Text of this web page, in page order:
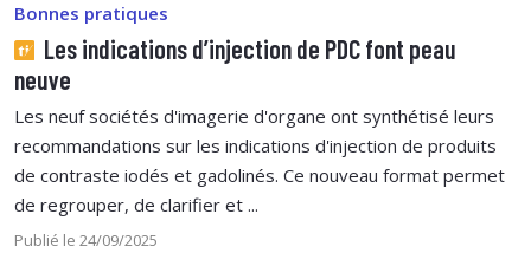
Bonnes pratiques
Les indications d’injection de PDC font peau
neuve
Les neuf sociétés d'imagerie d'organe ont synthétisé leurs
recommandations sur les indications d'injection de produits
de contraste iodés et gadolinés. Ce nouveau format permet
de regrouper, de clarifier et ...
Publié le 24/09/2025